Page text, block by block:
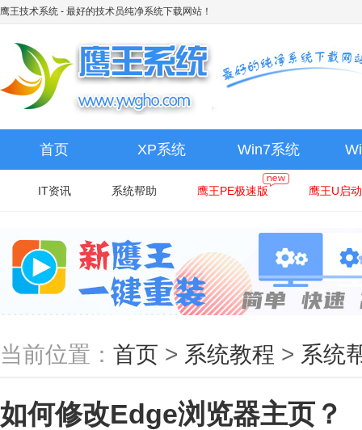
鹰王技术系统 - 最好的技术员纯净系统下载网站！
首页 XP系统 Win7系统
IT资讯 系统帮助 鹰王PE极速版 鹰王U启
当前位置： 首页 > 系统教程 > 系统
如何修改Edge浏览器主页？